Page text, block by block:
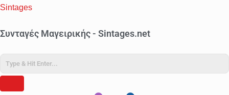
Sintages
Συνταγές Μαγειρικής - Sintages.net